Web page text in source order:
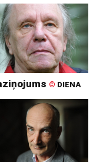
© DIENA